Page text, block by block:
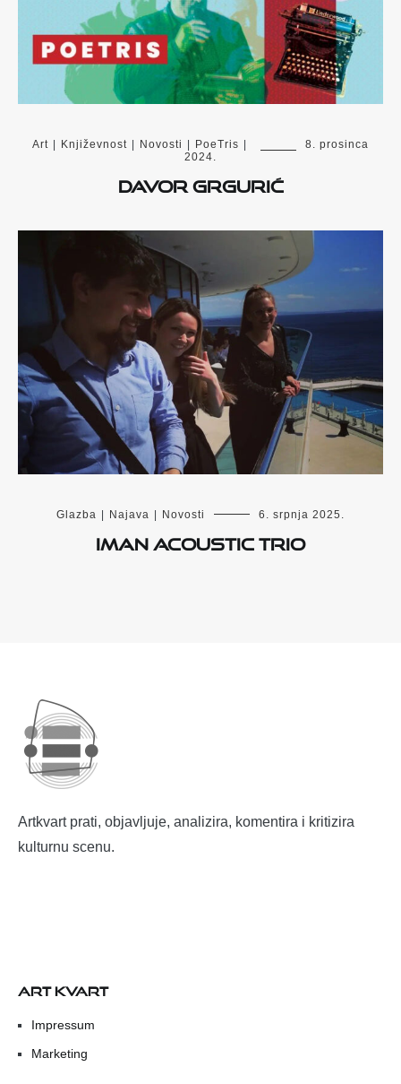
Art Književnost Novosti PoeTris
8. prosinca
2024.
Davor Grgurić
Glazba Najava Novosti 6. srpnja 2025.
Iman Acoustic Trio
Artkvart prati, objavljuje, analizira, komentira i kritizira
kulturnu scenu.
ART KVART
Impressum
Marketing